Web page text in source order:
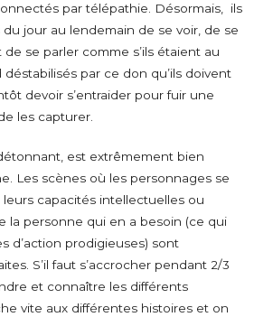
par télépathie. Désormais, ils
jour au lendemain de se voir, de se
se parler comme s’ils étaient au
par ce don qu’ils doivent
devoir s’entraider pour fuir une
les capturer.
est extrêmement bien
Les scènes où les personnages se
capacités intellectuelles ou
la personne qui en a besoin (ce qui
d’action prodigieuses) sont
S’il faut s’accrocher pendant 2/3
et connaître les différents
vite aux différentes histoires et on